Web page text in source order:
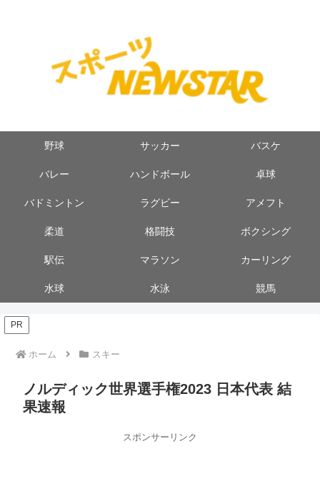
野球 サッカー バスケ
バレー ハンドボール 卓球
バドミントン ラグビー アメフト
柔道 格闘技 ボクシング
駅伝 マラソン カーリング
水球 水泳 競馬
PR
ホーム スキー
ノルディック世界選手権2023 日本代表 結
果速報
スポンサーリンク